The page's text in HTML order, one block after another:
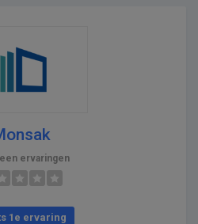
ervaringen
1e ervaring